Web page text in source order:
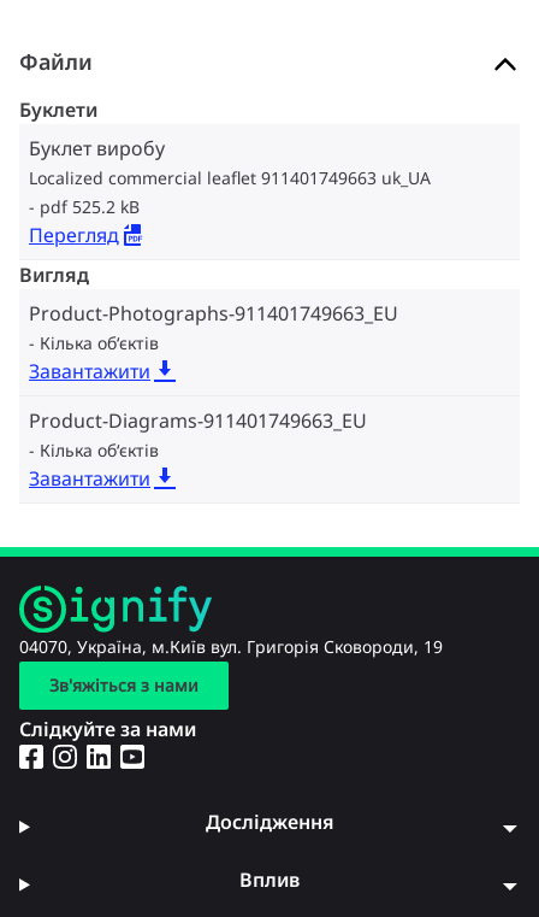
Файли
Буклети
Буклет виробу
Localized commercial leaflet 911401749663 uk_UA
pdf 525.2 kB
Перегляд
Вигляд
Product-Photographs-911401749663_EU
Кілька об‘єктів
Завантажити
Product-Diagrams-911401749663_EU
Кілька об‘єктів
Завантажити
04070, Україна, м.Київ вул. Григорія Сковороди, 19
Зв'яжіться з нами
Слідкуйте за нами
Дослідження
Вплив